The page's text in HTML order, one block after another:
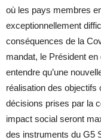
où les pays membres
exceptionnellement
conséquences de la
mandat, le Président
entendre qu’une
réalisation des objectifs
décisions prises par la
impact social seront
des instruments du G5